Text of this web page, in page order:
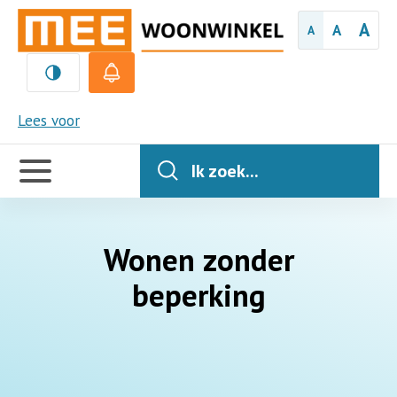
A A A
Lees voor
MEE
Handige
links
Ik zoek...
Wonen zonder
beperking